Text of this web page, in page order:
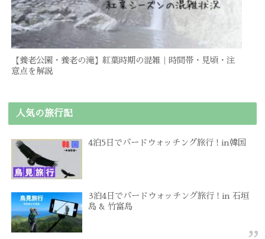
【養老公園・養老の滝】紅葉時期の混雑｜時間帯・見頃・注
意点を解説
人気の旅行記
4泊5日でバードウォッチング旅行 ! in韓国
3泊4日でバードウォッチング旅行 ! in 石垣
島 & 竹富島